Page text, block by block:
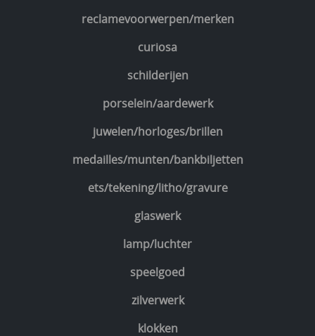
reclamevoorwerpen/merken
curiosa
schilderijen
porselein/aardewerk
juwelen/horloges/brillen
medailles/munten/bankbiljetten
ets/tekening/litho/gravure
glaswerk
lamp/luchter
speelgoed
zilverwerk
klokken